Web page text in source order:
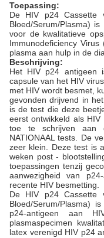
Toepassing:
De HIV p24 Cassette
Bloed/Serum/Plasma)
voor de kwalitatieve
Immunodeficiency
plasma aan hulp in de
Beschrijving:
Het HIV p24 antigeen
capsule van het HIV
met HIV wordt besmet,
gevonden drijvend in
is de test die deze
eerst ontwikkeld als
toe te schrijven aan
NATIONAAL tests. De
zeer klein. Deze test is
weken post -
toepassingen tenzij
aanwezigheid van
recente HIV besmetting.
De HIV p24 Cassette
Bloed/Serum/Plasma)
p24-antigeen aan
plasmaspecimen
latex verenigd HIV p24